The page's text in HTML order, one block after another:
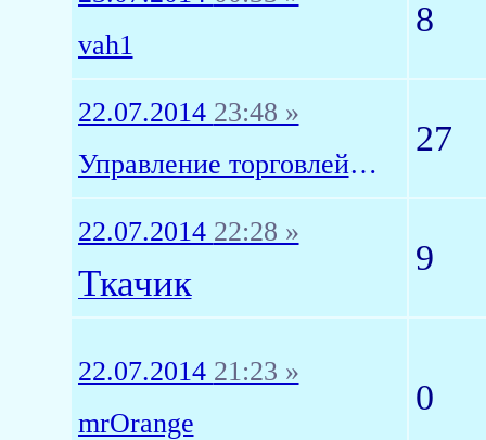
vah1
8
22.07.2014 23:48 »
Управление торговлей 11
27
22.07.2014 22:28 »
Ткачик
9
22.07.2014 21:23 »
mrOrange
0